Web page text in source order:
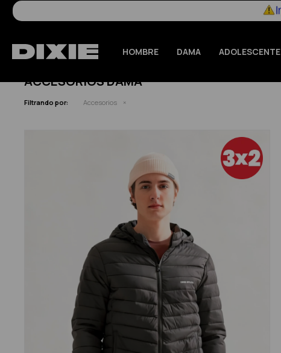
HOMBRE DAMA ADOLESCENTE
ACCESORIOS DAMA
Filtrando por: Accesorios